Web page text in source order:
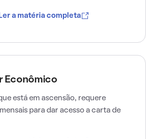
Ler a matéria completa
Econômico
está em ascensão, requere
para dar acesso a carta de